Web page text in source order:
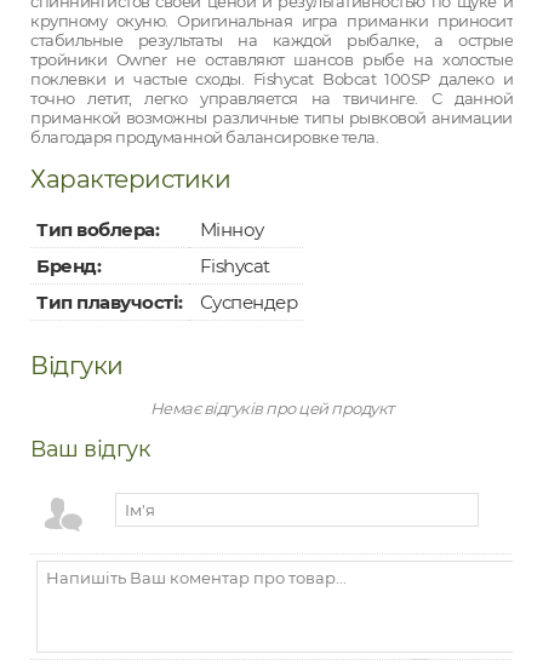
крупному окуню. Оригинальная игра приманки приносит
стабильные результаты на каждой рыбалке, а острые
тройники Owner не оставляют шансов рыбе на холостые
поклевки и частые сходы. Fishycat Bobcat 100SP далеко и
точно летит, легко управляется на твичинге. С данной
приманкой возможны различные типы рывковой анимации
благодаря продуманной балансировке тела.
Характеристики
Тип воблера:
Мінноу
Бренд:
Fishycat
Тип плавучості:
Суспендер
Відгуки
Немає відгуків про цей продукт
Ваш відгук